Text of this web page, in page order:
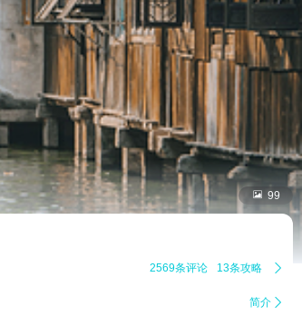
 99
2569条评论 13条攻略 
简介 